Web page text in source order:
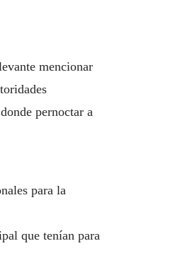
mencionar
pernoctar a
para la
que tenían para